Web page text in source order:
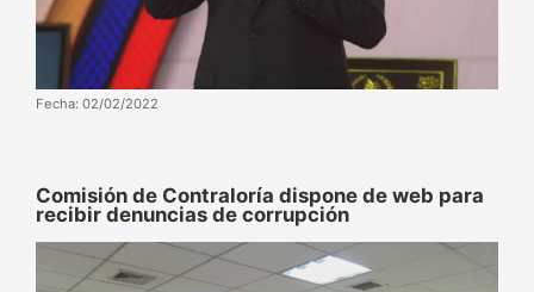
Fecha: 02/02/2022
Comisión de Contraloría dispone de web para
recibir denuncias de corrupción